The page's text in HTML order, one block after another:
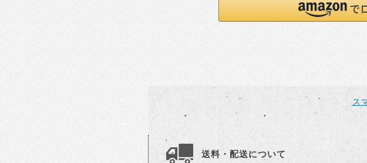
ス
送料・配送について